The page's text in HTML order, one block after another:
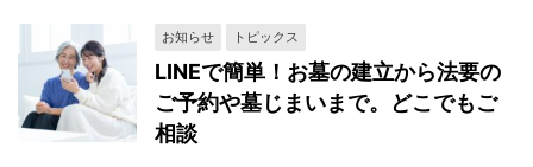
お知らせ トピックス
LINEで簡単！お墓の建立から法要の
ご予約や墓じまいまで。どこでもご
相談